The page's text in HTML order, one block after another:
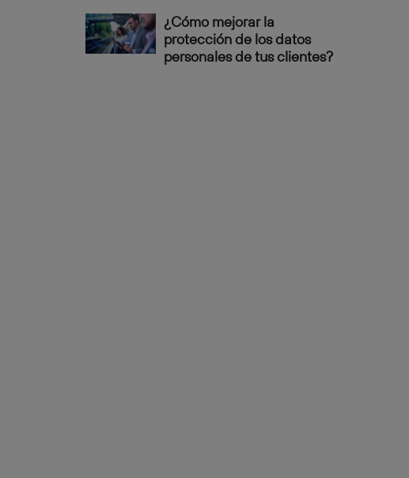
¿Cómo mejorar la
protección de los datos
personales de tus clientes?